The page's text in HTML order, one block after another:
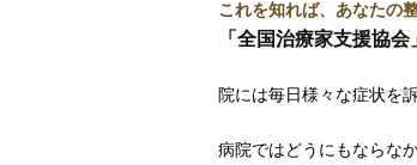
これを知れば、あなたの
「全国治療家支援協会
院には毎日様々な症状を
病院ではどうにもならな